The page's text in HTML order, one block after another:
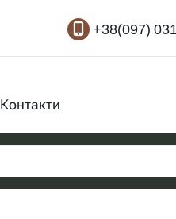
+38(097)
Контакти